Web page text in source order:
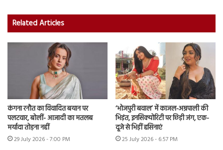
Related Articles
कंगना रनौत का विवादित बयान पर
पलटवार, बोलीं- आजादी का मतलब
मर्यादा तोड़ना नहीं
29 July 2026 - 7:00 PM
‘भोजपुरी बवाल’ में काजल-अम्रपाली की
भिड़ंत, इनसिक्योरिटी पर छिड़ी जंग, एक-
दूजे से भिड़ीं हसिनाएं
25 July 2026 - 6:57 PM